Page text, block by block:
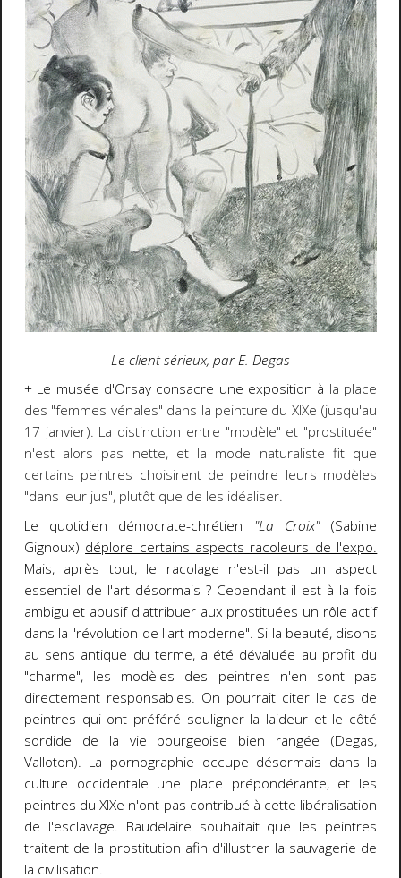
Le client sérieux, par E. Degas
+ Le musée d'Orsay consacre une exposition à la place
des "femmes vénales" dans la peinture du XIXe (jusqu'au
17 janvier). La distinction entre "modèle" et "prostituée"
n'est alors pas nette, et la mode naturaliste fit que
certains peintres choisirent de peindre leurs modèles
"dans leur jus", plutôt que de les idéaliser.
Le quotidien démocrate-chrétien "La Croix"(Sabine
Gignoux) déplore certains aspects racoleurs de l'expo.
Mais, après tout, le racolage n'est-il pas un aspect
essentiel de l'art désormais ? Cependant il est à la fois
ambigu et abusif d'attribuer aux prostituées un rôle actif
dans la "révolution de l'art moderne". Si la beauté, disons
au sens antique du terme, a été dévaluée au profit du
"charme", les modèles des peintres n'en sont pas
directement responsables. On pourrait citer le cas de
peintres qui ont préféré souligner la laideur et le côté
sordide de la vie bourgeoise bien rangée (Degas,
Valloton). La pornographie occupe désormais dans la
culture occidentale une place prépondérante, et les
peintres du XIXe n'ont pas contribué à cette libéralisation
de l'esclavage. Baudelaire souhaitait que les peintres
traitent de la prostitution afin d'illustrer la sauvagerie de
la civilisation.